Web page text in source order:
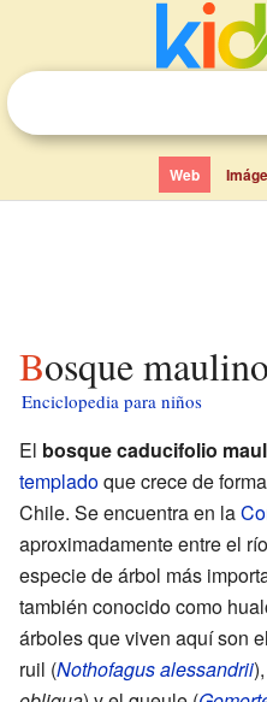
Web
Bosque
Enciclopedia para niños
El bosque caducifolio
templadoque crece de
Chile. Se encuentra en la
aproximadamente entre el río
especie de árbol más
también conocido como
árboles que viven aquí son
ruil (Nothofagus alessandrii